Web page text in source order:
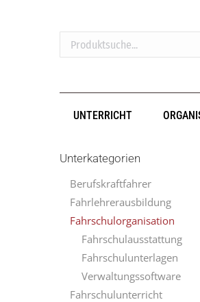
Produktsuche...
UNTERRICHT
Unterkategorien
Berufskraftfahrer
Fahrlehrerausbildung
Fahrschulorganisation
Fahrschulausstattung
Fahrschulunterlagen
Verwaltungssoftware
Fahrschulunterricht